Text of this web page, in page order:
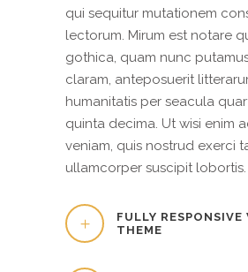
qui sequitur mutationem
lectorum. Mirum est notare
gothica, quam nunc
claram, anteposuerit
humanitatis per seacula
quinta decima. Ut wisi enim
veniam, quis nostrud exerci
ullamcorper suscipit lobortis.
FULLY RESPONSIVE
THEME